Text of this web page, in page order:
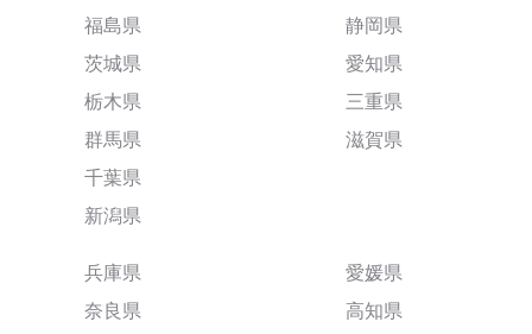
福島県
茨城県
栃木県
群馬県
千葉県
新潟県
静岡県
愛知県
三重県
滋賀県
兵庫県
奈良県
愛媛県
高知県